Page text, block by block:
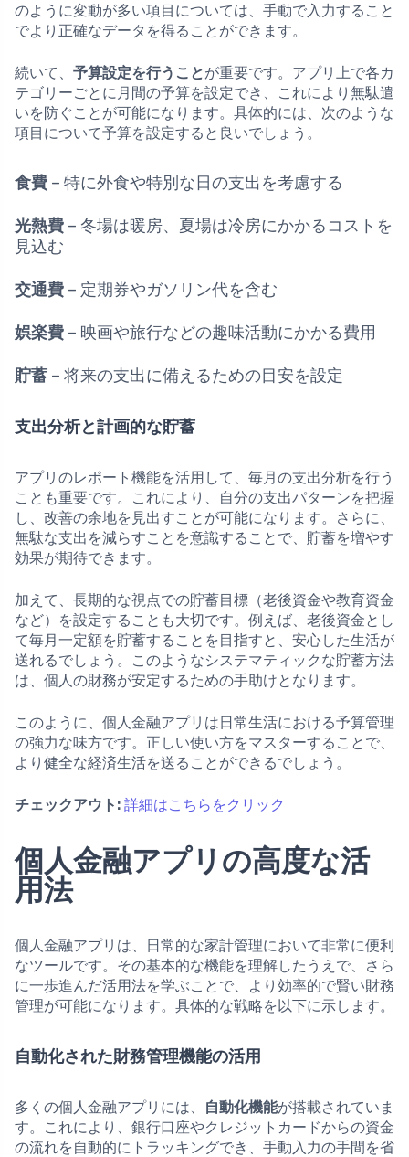
のように変動が多い項目については、手動で入力すること
でより正確なデータを得ることができます。
続いて、 予算設定を行うことが重要です。アプリ上で各カ
テゴリーごとに月間の予算を設定でき、これにより無駄遣
いを防ぐことが可能になります。具体的には、次のような
項目について予算を設定すると良いでしょう。
食費 – 特に外食や特別な日の支出を考慮する
光熱費 – 冬場は暖房、夏場は冷房にかかるコストを
見込む
交通費 – 定期券やガソリン代を含む
娯楽費 – 映画や旅行などの趣味活動にかかる費用
貯蓄 – 将来の支出に備えるための目安を設定
支出分析と計画的な貯蓄
アプリのレポート機能を活用して、毎月の支出分析を行う
ことも重要です。これにより、自分の支出パターンを把握
し、改善の余地を見出すことが可能になります。さらに、
無駄な支出を減らすことを意識することで、貯蓄を増やす
効果が期待できます。
加えて、長期的な視点での貯蓄目標（老後資金や教育資金
など）を設定することも大切です。例えば、老後資金とし
て毎月一定額を貯蓄することを目指すと、安心した生活が
送れるでしょう。このようなシステマティックな貯蓄方法
は、個人の財務が安定するための手助けとなります。
このように、個人金融アプリは日常生活における予算管理
の強力な味方です。正しい使い方をマスターすることで、
より健全な経済生活を送ることができるでしょう。
チェックアウト: 詳細はこちらをクリック
個人金融アプリの高度な活
用法
個人金融アプリは、日常的な家計管理において非常に便利
なツールです。その基本的な機能を理解したうえで、さら
に一歩進んだ活用法を学ぶことで、より効率的で賢い財務
管理が可能になります。具体的な戦略を以下に示します。
自動化された財務管理機能の活用
多くの個人金融アプリには、 自動化機能が搭載されていま
す。これにより、銀行口座やクレジットカードからの資金
の流れを自動的にトラッキングでき、手動入力の手間を省